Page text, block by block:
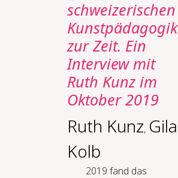
schweizerischen
Kunstpädagogik
zur Zeit. Ein
Interview mit
Ruth Kunz im
Oktober 2019
Ruth Kunz, Gila
Kolb
2019 fand das